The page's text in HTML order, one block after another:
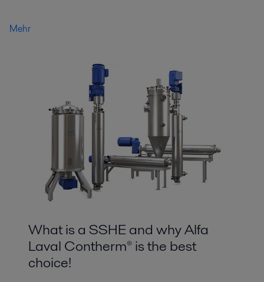
Mehr
What is a SSHE and why Alfa
Laval Contherm® is the best
choice!